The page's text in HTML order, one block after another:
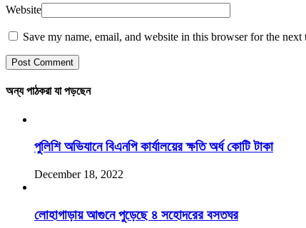
Website
Save my name, email, and website in this browser for the next
অন্য পাঠকরা যা পড়ছেন
পুলিশি অভিযানে বিএনপি কার্যালয়ের ক্ষতি অর্ধ কোটি টাকা
December 18, 2022
লোহাগাড়ায় আগুনে পুড়েছে ৪ সহোদরের বসতঘর